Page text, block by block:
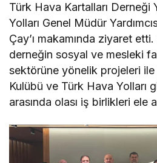
Türk Hava Kartalları Derneği
Yolları Genel Müdür
Çay’ı makamında ziyaret
derneğin sosyal ve mesleki
sektörüne yönelik projeleri
Kulübü ve Türk Hava Yolları
arasında olası iş birlikleri ele